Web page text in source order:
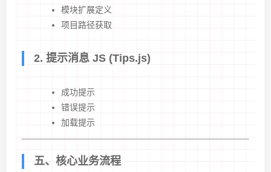
模块扩展定义
项目路径获取
2. 提示消息 JS (Tips.js)
成功提示
错误提示
加载提示
五、核心业务流程